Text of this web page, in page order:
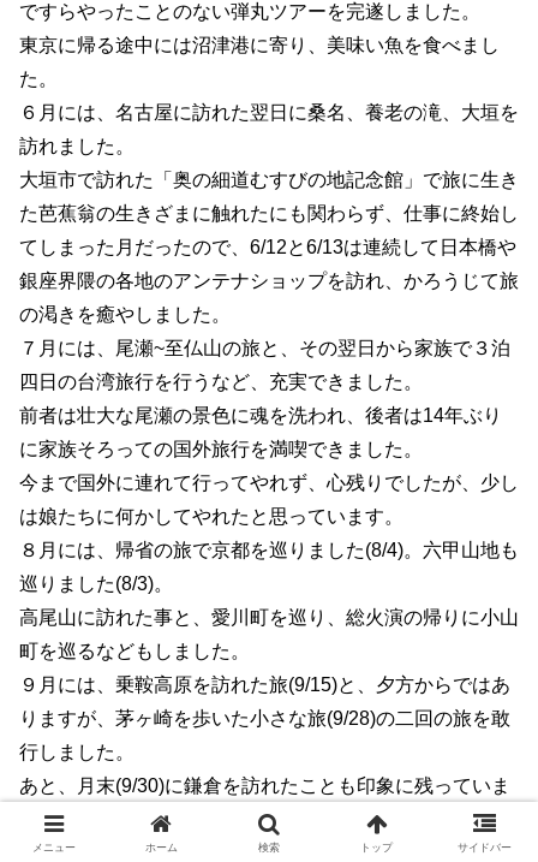
ですらやったことのない弾丸ツアーを完遂しました。
東京に帰る途中には沼津港に寄り、美味い魚を食べまし
た。
６月には、名古屋に訪れた翌日に桑名、養老の滝、大垣を
訪れました。
大垣市で訪れた「奥の細道むすびの地記念館」で旅に生き
た芭蕉翁の生きざまに触れたにも関わらず、仕事に終始し
てしまった月だったので、6/12と6/13は連続して日本橋や
銀座界隈の各地のアンテナショップを訪れ、かろうじて旅
の渇きを癒やしました。
７月には、尾瀬~至仏山の旅と、その翌日から家族で３泊
四日の台湾旅行を行うなど、充実できました。
前者は壮大な尾瀬の景色に魂を洗われ、後者は14年ぶり
に家族そろっての国外旅行を満喫できました。
今まで国外に連れて行ってやれず、心残りでしたが、少し
は娘たちに何かしてやれたと思っています。
８月には、帰省の旅で京都を巡りました(8/4)。六甲山地も
巡りました(8/3)。
高尾山に訪れた事と、愛川町を巡り、総火演の帰りに小山
町を巡るなどもしました。
９月には、乗鞍高原を訪れた旅(9/15)と、夕方からではあ
りますが、茅ヶ崎を歩いた小さな旅(9/28)の二回の旅を敢
行しました。
あと、月末(9/30)に鎌倉を訪れたことも印象に残っていま
す。
１０月には、諏訪の旅(10/5)と長井散策(10/14)の奥多摩登
メニュー ホーム 検索 トップ サイドバー